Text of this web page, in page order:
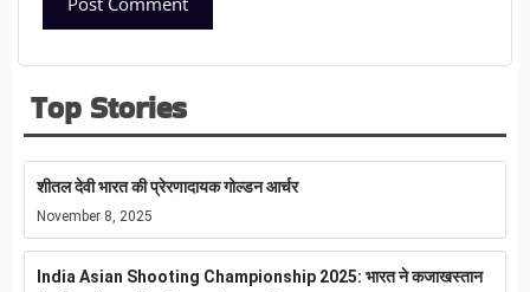
Top Stories
शीतल देवी भारत की प्रेरणादायक गोल्डन आर्चर
November 8, 2025
India Asian Shooting Championship 2025: भारत ने कजाखस्तान